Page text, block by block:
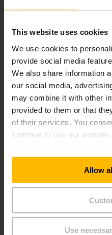
This website uses cookies
We use cookies to
provide social media
We also share information
our social media,
may combine it with other
provided to them or that
of their services. You
continue to use our website.
Allow
Use
Töltse le az ingyenes e-
hozzájusson azokhoz az
digitalizált raktározás
Business Network
Kérdése van?